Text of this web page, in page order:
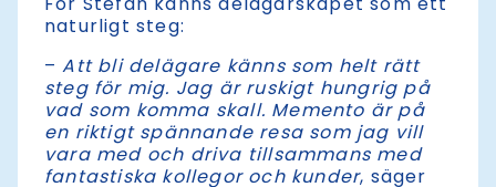
naturligt steg:
–Att bli delägare känns som helt rätt
steg för mig. Jag är ruskigt hungrig på
vad som komma skall. Memento är på
en riktigt spännande resa som jag vill
vara med och driva tillsammans med
fantastiska kollegor och kunder, säger